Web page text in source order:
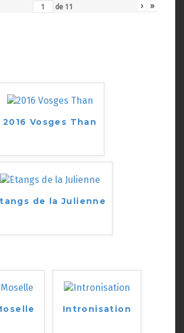
de 11 › »
2016 Vosges Than
de la Julienne
Intronisation